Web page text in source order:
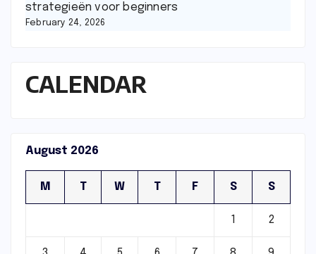
strategieën voor beginners
February 24, 2026
CALENDAR
August 2026
M T W T F S S
1 2